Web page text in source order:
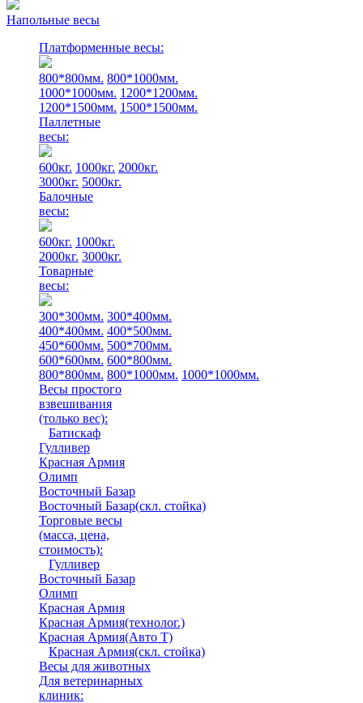
Напольные весы
Платформенные весы:
800*800мм. 800*1000мм.
1000*1000мм. 1200*1200мм.
1200*1500мм. 1500*1500мм.
Паллетные
весы:
600кг. 1000кг. 2000кг.
3000кг. 5000кг.
Балочные
весы:
600кг. 1000кг.
2000кг. 3000кг.
Товарные
весы:
300*300мм. 300*400мм.
400*400мм. 400*500мм.
450*600мм. 500*700мм.
600*600мм. 600*800мм.
800*800мм. 800*1000мм. 1000*1000мм.
Весы простого
взвешивания
(только вес):
Батискаф
Гулливер
Красная Армия
Олимп
Восточный Базар
Восточный Базар(скл. стойка)
Торговые весы
(масса, цена,
стоимость):
Гулливер
Восточный Базар
Олимп
Красная Армия
Красная Армия(технолог.)
Красная Армия(Авто Т)
Красная Армия(скл. стойка)
Весы для животных
Для ветеринарных
клиник: